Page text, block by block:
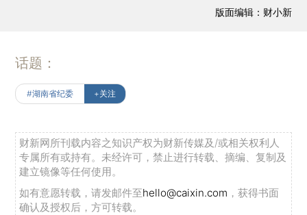
版面编辑：财小新
话题：
#湖南省纪委 +关注
财新网所刊载内容之知识产权为财新传媒及/或相关权利人
专属所有或持有。未经许可，禁止进行转载、摘编、复制及
建立镜像等任何使用。
如有意愿转载，请发邮件至hello@caixin.com ，获得书面
确认及授权后，方可转载。